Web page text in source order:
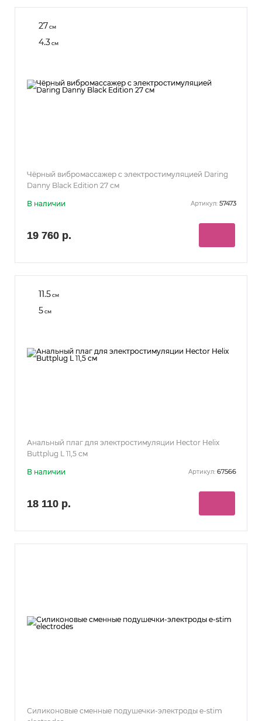
27см
4.3см
Чёрный вибромассажер c электростимуляцией Daring
Danny Black Edition 27 см
В наличии Артикул: 57473
19 760 р.
11.5см
5см
Анальный плаг для электростимуляции Hector Helix
Buttplug L 11,5 см
В наличии Артикул: 67566
18 110 р.
Силиконовые сменные подушечки-электроды e-stim